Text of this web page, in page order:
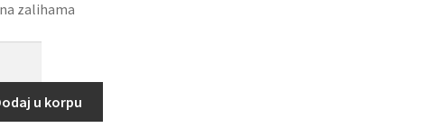
zalihama
u korpu